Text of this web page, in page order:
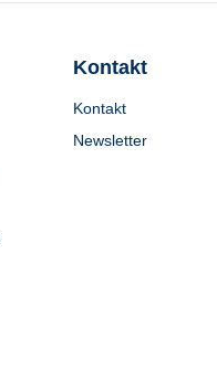
Kontakt
Kontakt
Newsletter